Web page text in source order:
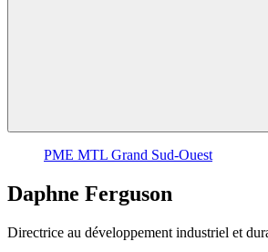
PME MTL Grand Sud-Ouest
Daphne Ferguson
Directrice au développement industriel et